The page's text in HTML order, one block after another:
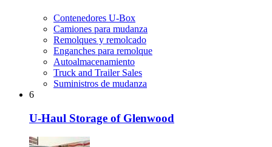
Contenedores U-Box
Camiones para mudanza
Remolques y remolcado
Enganches para remolque
Autoalmacenamiento
Truck and Trailer Sales
Suministros de mudanza
6
U-Haul Storage of Glenwood